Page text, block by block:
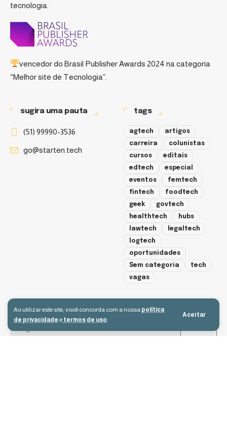
Ao utilizar este site, você concorda com a nossa política
de privacidade e termos de uso.
Aceitar
tecnologia.
vencedor do Brasil Publisher Awards 2024 na categoria
“Melhor site de Tecnologia”.
sugira uma pauta
(51) 99990-3536
go@starten.tech
tags
agtech
artigos
carreira
colunistas
cursos
editais
edtech
especial
eventos
femtech
fintech
foodtech
geek
govtech
healthtech
hubs
lawtech
legaltech
logtech
oportunidades
Sem categoria
tech
vagas